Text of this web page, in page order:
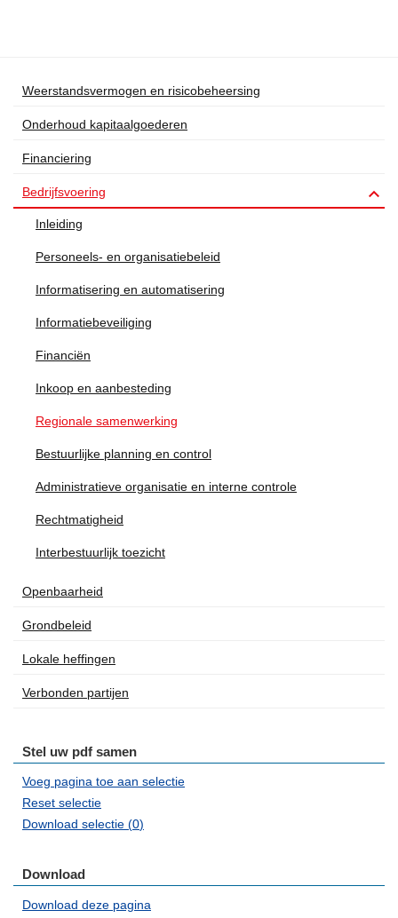
Weerstandsvermogen en risicobeheersing
Onderhoud kapitaalgoederen
Financiering
Bedrijfsvoering 
Inleiding
Personeels- en organisatiebeleid
Informatisering en automatisering
Informatiebeveiliging
Financiën
Inkoop en aanbesteding
Regionale samenwerking
Bestuurlijke planning en control
Administratieve organisatie en interne controle
Rechtmatigheid
Interbestuurlijk toezicht
Openbaarheid
Grondbeleid
Lokale heffingen
Verbonden partijen
Stel uw pdf samen
Voeg pagina toe aan selectie
Reset selectie
Download selectie (0)
Download
Download deze pagina